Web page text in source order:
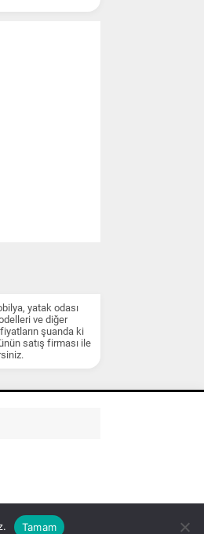
yatak odası
ve diğer
şuanda ki
satış firması ile
Tamam